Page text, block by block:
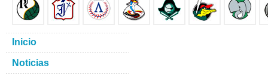
Inicio
Noticias